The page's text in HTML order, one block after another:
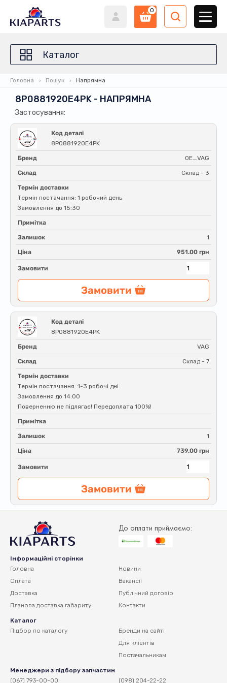
0
Каталог
Головна Пошук Напрямна
8P0881920E4PK - НАПРЯМНА
Застосування:
Код деталі
8P0881920E4PK
Бренд OE_VAG
Склад Склад - 3
Термін доставки
Термін постачання: 1 робочий день
Замовлення до 15:30
Примітка
Залишок 1
Ціна 951.00 грн
Замовити
Замовити
Код деталі
8P0881920E4PK
Бренд VAG
Склад Склад - 7
Термін доставки
Термін постачання: 1-3 робочі дні
Замовлення до 14:00
Поверненню не підлягає! Передоплата 100%!
Примітка
Залишок 1
Ціна 739.00 грн
Замовити
Замовити
До оплати приймаємо:
Інформаційні сторінки
Головна
Оплата
Доставка
Планова доставка габариту
Новини
Вакансії
Публічний договір
Контакти
Каталог
Підбор по каталогу
Бренди на сайті
Для клієнтів
Постачальникам
Менеджери з підбору запчастин
(067) 793-00-00
(098) 204-22-22